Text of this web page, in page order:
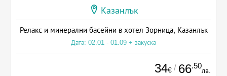
Казанлък
Релакс и минерални басейни в хотел Зорница, Казанлък
Дата: 02.01 - 01.09 + закуска
34€ / 66.50
лв.